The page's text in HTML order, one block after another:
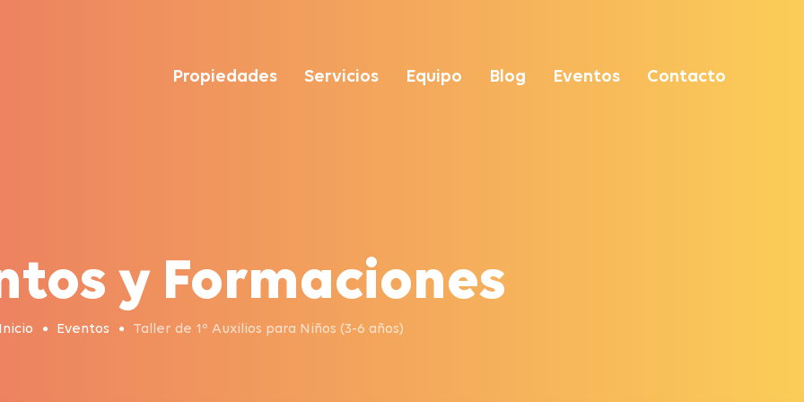
Propiedades Servicios Equipo Blog Eventos Contacto
y Formaciones
Eventos Taller de 1º Auxilios para Niños (3-6 años)